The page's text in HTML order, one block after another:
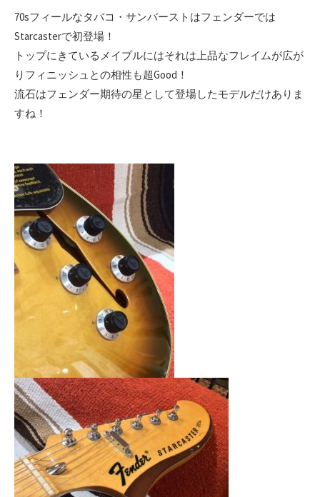
70sフィールなタバコ・サンバーストはフェンダーでは
Starcasterで初登場！
トップにきているメイプルにはそれは上品なフレイムが広が
りフィニッシュとの相性も超Good！
流石はフェンダー期待の星として登場したモデルだけありま
すね！